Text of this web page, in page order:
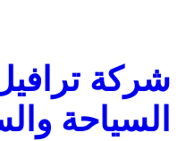
شركة
السياحة